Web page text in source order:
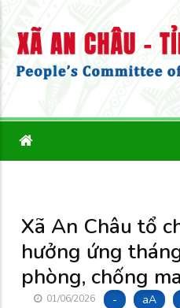
Xã An Châu tổ
hưởng ứng
phòng, chống
01/06/2026 - aA